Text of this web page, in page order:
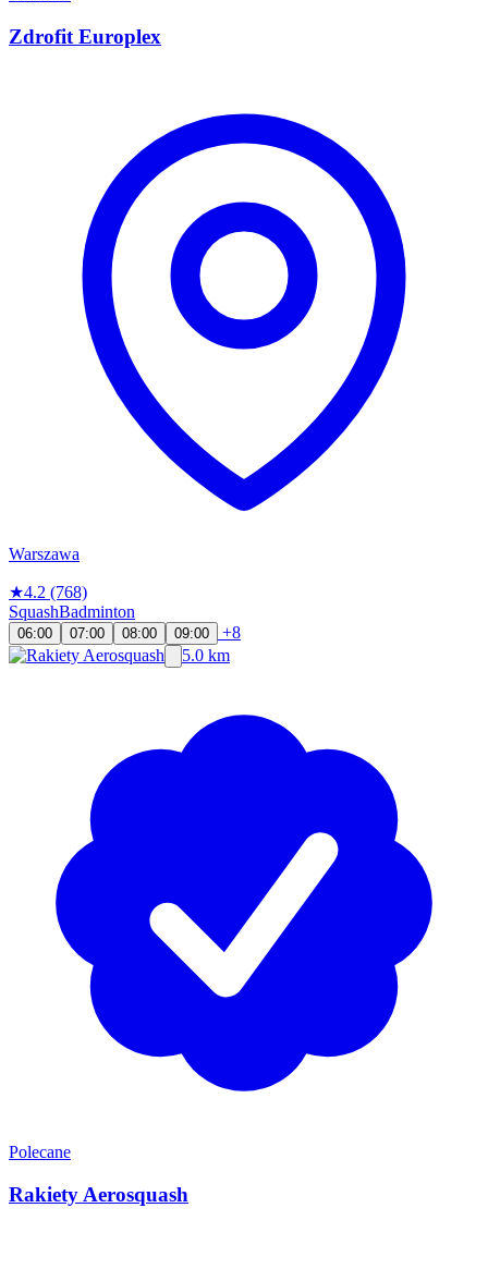
Zdrofit Europlex
Warszawa
★4.2 (768)
SquashBadminton
06:00 07:00 08:00 09:00
+8
5.0 km
Polecane
Rakiety Aerosquash